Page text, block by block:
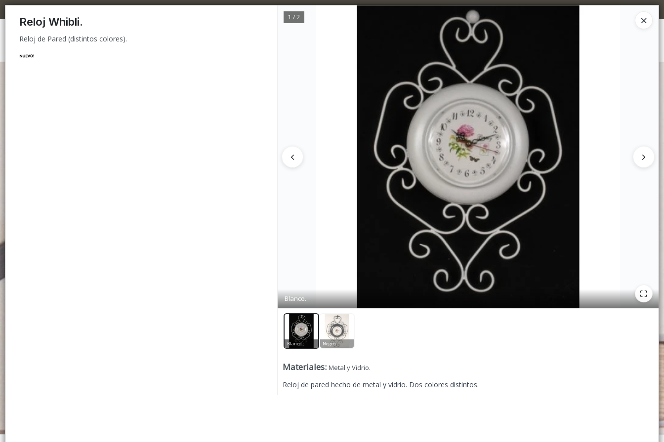
Reloj de Pared (distintos colores).
Reloj Whibli.
Reloj de Pared (distintos colores).
Blanco.
1 / 2
Blanco. Negro.
Materiales: Metal y Vidrio.
Reloj de pared hecho de metal y vidrio. Dos colores distintos.
5% OFF superando los $300.000 / 10% OFF superando los $600.000
CÓMO COMPRAR TIENDA MINORISTA